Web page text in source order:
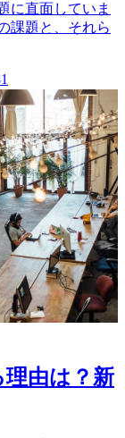
に直面していま
課題と、それら
理由は？新